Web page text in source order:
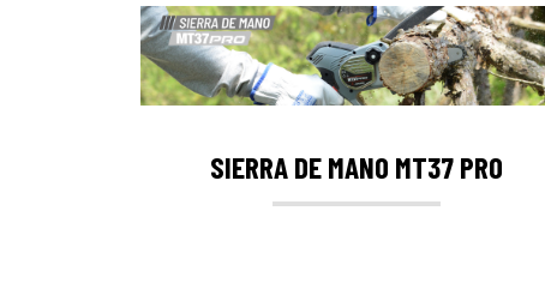
SIERRA DE MANO MT37 PRO